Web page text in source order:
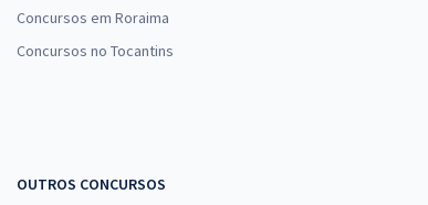
Concursos em Roraima
Concursos no Tocantins
OUTROS CONCURSOS